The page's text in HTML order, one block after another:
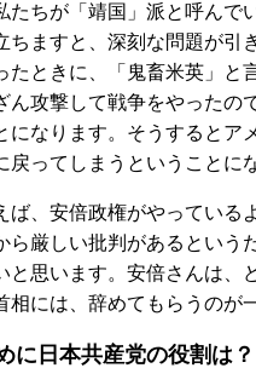
ちが「靖国」派と呼んで
ちますと、深刻な問題が引
たときに、「鬼畜米英」と
ん攻撃して戦争をやったの
になります。そうすると
戻ってしまうということに
、安倍政権がやっている
ら厳しい批判があるとい
と思います。安倍さんは
相には、辞めてもらうのが
に日本共産党の役割は？